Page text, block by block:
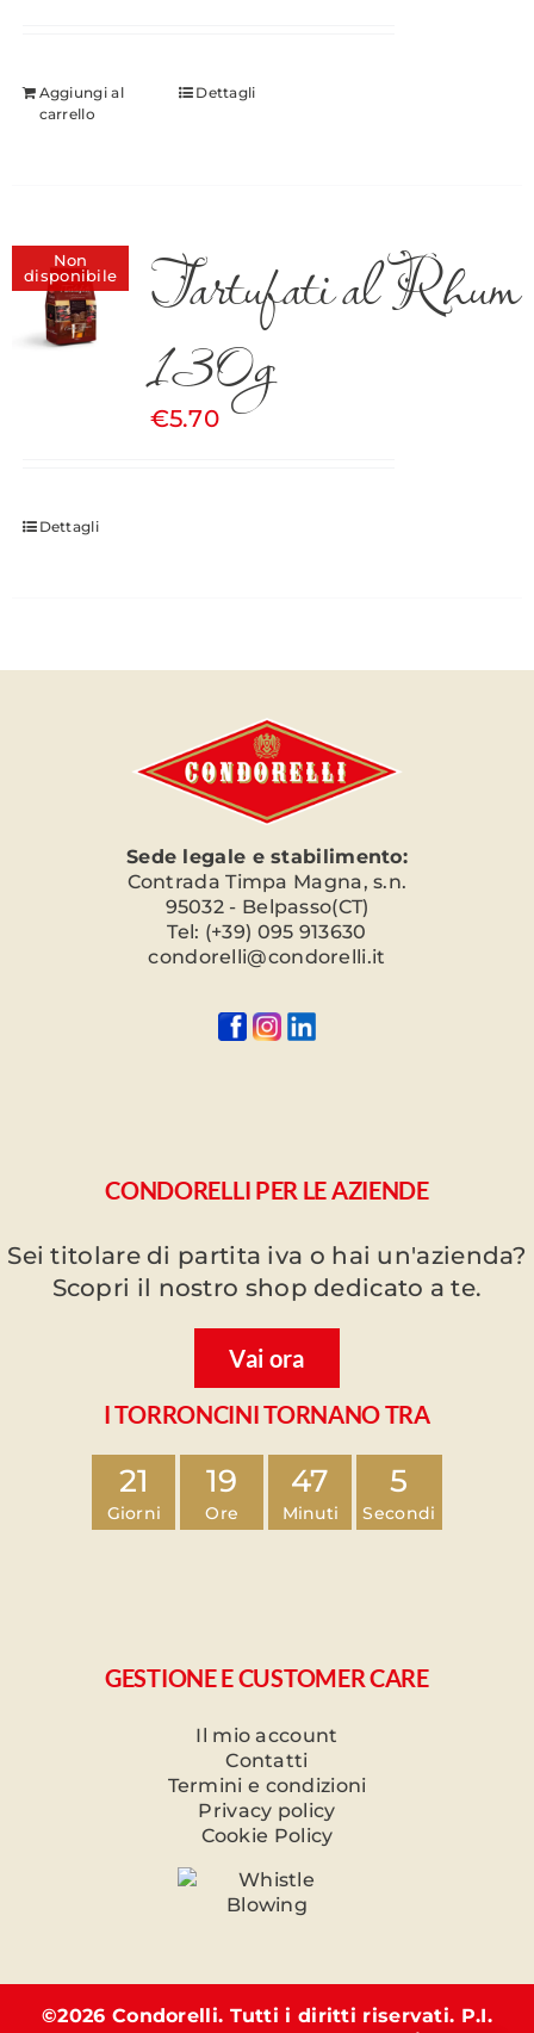
Aggiungi al
carrello
Dettagli
Non
disponibile
Tartufati al Rhum
130g
€5.70
Dettagli
Sede legale e stabilimento:
Contrada Timpa Magna, s.n.
95032 - Belpasso(CT)
Tel: (+39) 095 913630
condorelli@condorelli.it
CONDORELLI PER LE AZIENDE
Sei titolare di partita iva o hai un'azienda?
Scopri il nostro shop dedicato a te.
Vai ora
I TORRONCINI TORNANO TRA
21
Giorni
19
Ore
47
Minuti
5
Secondi
GESTIONE E CUSTOMER CARE
Il mio account
Contatti
Termini e condizioni
Privacy policy
Cookie Policy
©2026 Condorelli. Tutti i diritti riservati. P.I.